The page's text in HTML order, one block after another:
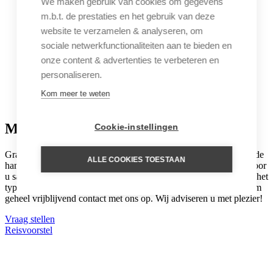
Meer informatie?
Graag helpen we u met het samenstellen van uw droomreis. Aan de
hand van uw wensen stelt onze regiospecialist een reis op maat voor
u samen. Een reisvoorstel met hoogtepunten die u gekozen heeft, het
type accommodatie dat bij u past en de reisduur die u wenst. Neem
geheel vrijblijvend contact met ons op. Wij adviseren u met plezier!
Vraag stellen
Reisvoorstel
m.b.t. de prestaties en het gebruik van deze
website te verzamelen & analyseren, om
sociale netwerkfunctionaliteiten aan te bieden en
onze content & advertenties te verbeteren en
personaliseren.
Kom meer te weten
Cookie-instellingen
ALLE COOKIES TOESTAAN